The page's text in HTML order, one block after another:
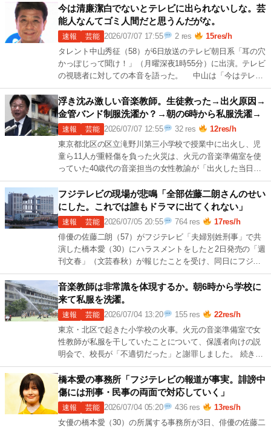
[…]
今は清廉潔白でないとテレビに出られないしな。芸
能人なんてゴミ人間だと思うんだがな。
速報 芸能 2026/07/07 17:55 2 res
15res/h
タレント中山秀征（58）が6日放送のテレビ朝日系「耳の穴
かっぽじって聞け！」（月曜深夜1時55分）に出演。テレビ
の視聴者に対しての本音を語った。 中山は「今はテレビ
の中にいる人が正しいことや正 続きを読む →
14 […]
浮き沈み激しい音楽教師。生徒救った→出火原因→
金管バンド制服洗濯か？→朝の6時から私服洗濯→
速報 芸能 2026/07/07 12:55 32 res
12res/h
東京都北区の区立滝野川第三⼩学校で授業中に出火し、児
童ら11⼈が重軽傷を負った火災は、火元の音楽準備室を使
っていた40歳代の音楽担当の女性教諭が「出火した当日に
洗濯した私服を準備室で干していた」と告 続きを読む →
[…]
フジテレビの現場が悲鳴「全部佐藤二朗さんのせい
にした。これでは誰もドラマに出てくれない」
速報 芸能 2026/07/05 20:55 764 res
17res/h
俳優の佐藤二朗（57）がフジテレビ「夫婦別姓刑事」で共
演した橋本愛（30）にハラスメントをしたと2日発売の「週
刊文春」（文芸春秋）が報じたことを受け、同日にフジテ
レビが出したコメントをめぐり、局内 続きを読む →
1
[…]
音楽教師は非常識を体現するか。朝6時から学校に
来て私服を洗濯。
速報 芸能 2026/07/04 13:20 155 res
22res/h
東京・北区で起きた小学校の火事。火元の音楽準備室で女
性教師が私服を干していたことについて、保護者向けの説
明会で、校長が「不適切だった」と謝罪しました。 続きを
読む →
22res/h
橋本愛の事務所「フジテレビの報道が事実。誹謗中
傷には刑事・民事の両面で対応していく」
速報 芸能 2026/07/04 05:20 436 res
13res/h
女優の橋本愛（30）の所属する事務所が3日、俳優の佐藤二